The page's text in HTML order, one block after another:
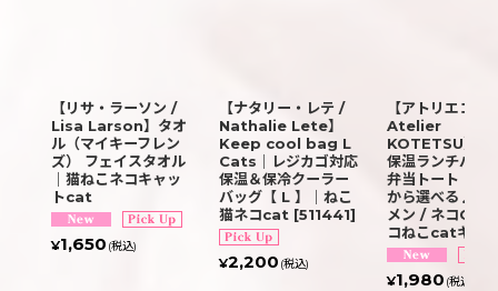
【リサ・ラーソン /
Lisa Larson】タオ
ル（マイキーフレン
ズ） フェイスタオル
｜猫ねこネコキャッ
トcat
¥1,650 (税込)
【ナタリー・レテ /
Nathalie Lete】
Keep cool bag L
Cats｜レジカゴ対応
保温＆保冷クーラー
バッグ【 L 】｜ねこ
猫ネコcat [511441]
¥2,200 (税込)
【アトリエコテ
Atelier
KOTETSU】保
保温ランチバッ
弁当トート｜２
から選べる♪ ブ
メン / ネコGR
コねこcatキャ
¥1,980 (税込)